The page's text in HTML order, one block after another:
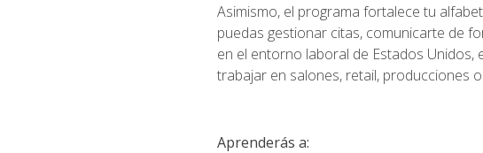
Asimismo, el programa fortalece tu
puedas gestionar citas, comunicarte de
en el entorno laboral de Estados
trabajar en salones, retail, producciones
Aprenderás a: